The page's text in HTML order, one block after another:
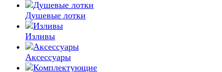
Душевые лотки
Изливы
Аксессуары